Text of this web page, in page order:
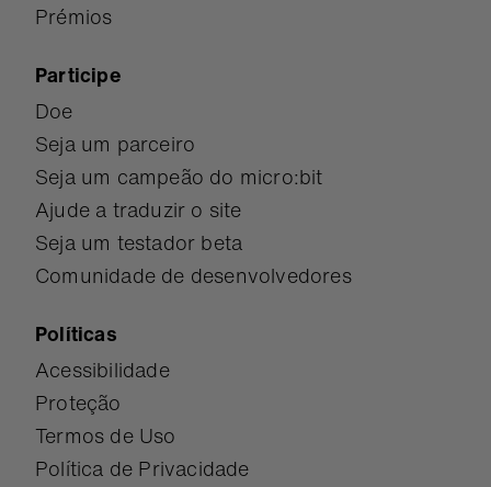
Prémios
Participe
Doe
Seja um parceiro
Seja um campeão do micro:bit
Ajude a traduzir o site
Seja um testador beta
Comunidade de desenvolvedores
Políticas
Acessibilidade
Proteção
Termos de Uso
Política de Privacidade